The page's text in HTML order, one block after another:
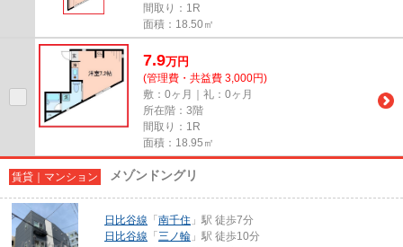
間取り：1R
面積：18.50㎡
7.9万円
(管理費・共益費 3,000円)
敷：0ヶ月｜礼：0ヶ月
所在階：3階
間取り：1R
面積：18.95㎡
賃貸｜マンション メゾンドングリ
日比谷線 「 南千住 」駅 徒歩7分
日比谷線 「 三ノ輪 」駅 徒歩10分